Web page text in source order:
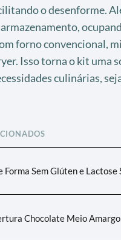
o desenforme.
forno convencional,
Isso torna o kit uma
culinárias,
Forma Sem Glúten e
Chocolate Meio